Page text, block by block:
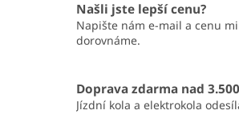
Našli jste lepší cenu?
Napište nám e-mail a cenu
dorovnáme.
Doprava zdarma nad
Jízdní kola a elektrokola